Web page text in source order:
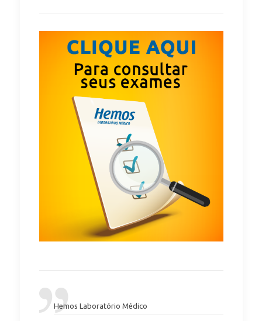
Hemos Laboratório Médico